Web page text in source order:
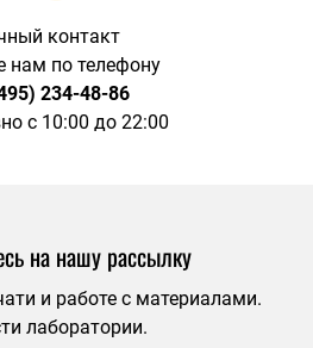
контакт
нам по телефону
234-48-86
с 10:00 до 22:00
на нашу рассылку
и работе с материалами.
лаборатории.